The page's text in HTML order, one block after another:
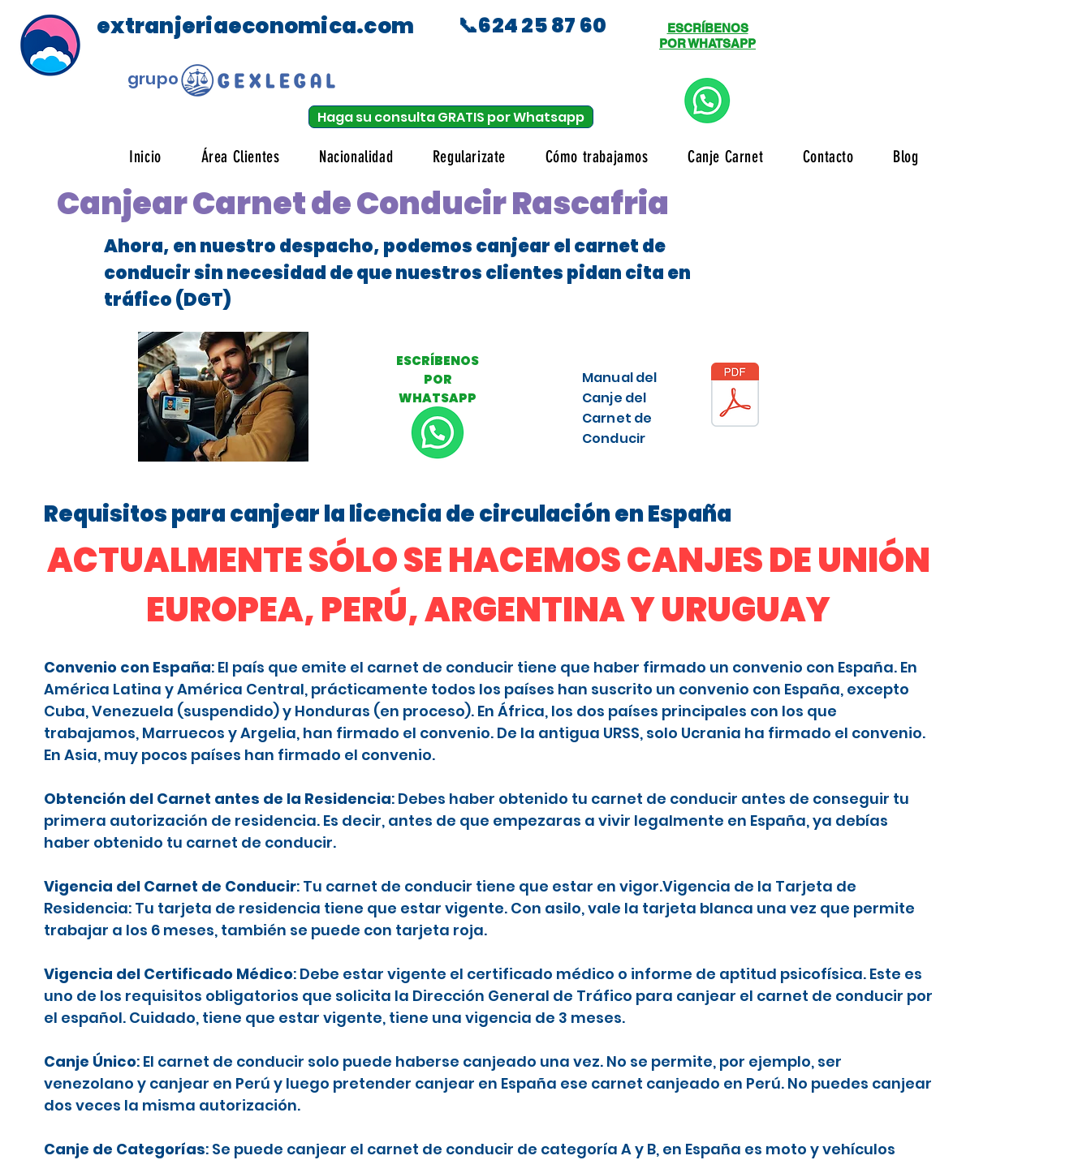
extranjeriaeconomica.com
grupo
📞624 25 87 60
Haga su consulta GRATIS por Whatsapp
ESCRÍBENOS
POR WHATSAPP
Inicio Área Clientes Nacionalidad Regularizate Cómo trabajamos Canje Carnet Contacto Blog
Canjear Carnet de Conducir Rascafria
Ahora, en nuestro despacho, podemos canjear el carnet de
conducir sin necesidad de que nuestros clientes pidan cita en
tráfico (DGT)
ESCRÍBENOS
POR
WHATSAPP
Manual del
Canje del
Carnet de
Conducir
Requisitos para canjear la licencia de circulación en España
ACTUALMENTE SÓLO SE HACEMOS CANJES DE UNIÓN
EUROPEA, PERÚ, ARGENTINA Y URUGUAY
Convenio con España: El país que emite el carnet de conducir tiene que haber firmado un convenio con España. En
América Latina y América Central, prácticamente todos los países han suscrito un convenio con España, excepto
Cuba, Venezuela (suspendido) y Honduras (en proceso). En África, los dos países principales con los que
trabajamos, Marruecos y Argelia, han firmado el convenio. De la antigua URSS, solo Ucrania ha firmado el convenio.
En Asia, muy pocos países han firmado el convenio.
Obtención del Carnet antes de la Residencia: Debes haber obtenido tu carnet de conducir antes de conseguir tu
primera autorización de residencia. Es decir, antes de que empezaras a vivir legalmente en España, ya debías
haber obtenido tu carnet de conducir.
Vigencia del Carnet de Conducir: Tu carnet de conducir tiene que estar en vigor.Vigencia de la Tarjeta de
Residencia: Tu tarjeta de residencia tiene que estar vigente. Con asilo, vale la tarjeta blanca una vez que permite
trabajar a los 6 meses, también se puede con tarjeta roja.
Vigencia del Certificado Médico: Debe estar vigente el certificado médico o informe de aptitud psicofísica. Este es
uno de los requisitos obligatorios que solicita la Dirección General de Tráfico para canjear el carnet de conducir por
el español. Cuidado, tiene que estar vigente, tiene una vigencia de 3 meses.
Canje Único: El carnet de conducir solo puede haberse canjeado una vez. No se permite, por ejemplo, ser
venezolano y canjear en Perú y luego pretender canjear en España ese carnet canjeado en Perú. No puedes canjear
dos veces la misma autorización.
Canje de Categorías: Se puede canjear el carnet de conducir de categoría A y B, en España es moto y vehículos